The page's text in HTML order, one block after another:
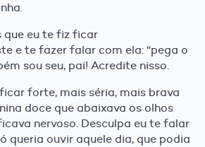
que eu te fiz ficar
e te fazer falar com ela: “pega o
sou seu, pai! Acredite nisso.
forte, mais séria, mais brava
doce que abaixava os olhos
nervoso. Desculpa eu te falar
queria ouvir aquele dia, que podia